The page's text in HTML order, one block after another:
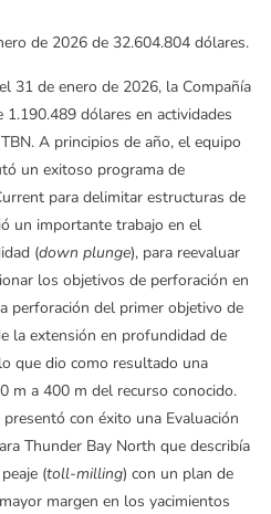
de 2026 de 32.604.804 dólares.
31 de enero de 2026, la Compañía
dólares en actividades
A principios de año, el equipo
un exitoso programa de
para delimitar estructuras de
un importante trabajo en el
(down plunge), para reevaluar
los objetivos de perforación en
perforación del primer objetivo de
la extensión en profundidad de
que dio como resultado una
m a 400 m del recurso conocido.
con éxito una Evaluación
Thunder Bay North que describía
(toll-milling) con un plan de
margen en los yacimientos